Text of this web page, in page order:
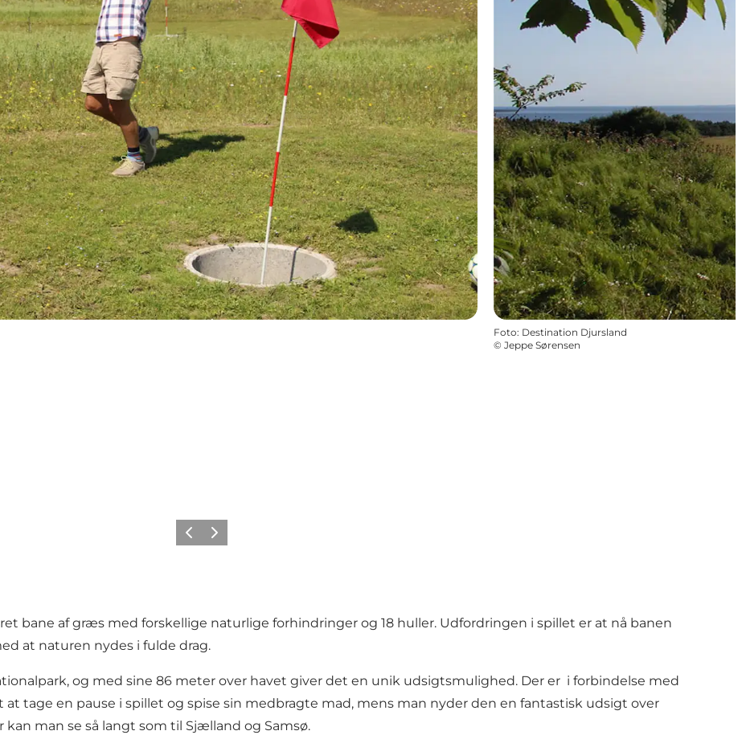
Foto: Destination Djursland
© Jeppe Sørensen
ForrigeNæste
bane af græs med forskellige naturlige forhindringer og 18 huller. Udfordringen i spillet er at nå banen
at naturen nydes i fulde drag.
og med sine 86 meter over havet giver det en unik udsigtsmulighed. Der er i forbindelse med
tage en pause i spillet og spise sin medbragte mad, mens man nyder den en fantastisk udsigt over
man se så langt som til Sjælland og Samsø.